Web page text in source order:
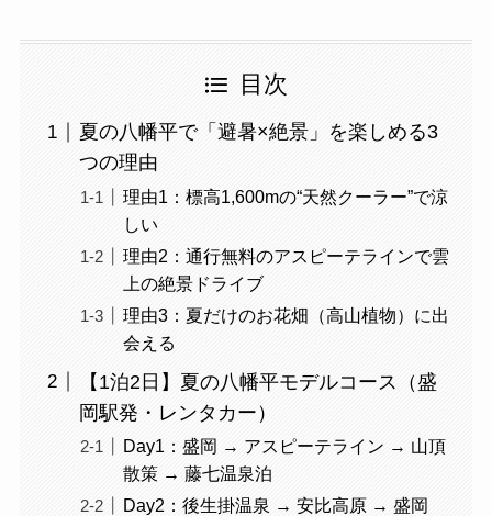
目次
夏の八幡平で「避暑×絶景」を楽しめる3
つの理由
理由1：標高1,600mの“天然クーラー”で涼
しい
理由2：通行無料のアスピーテラインで雲
上の絶景ドライブ
理由3：夏だけのお花畑（高山植物）に出
会える
【1泊2日】夏の八幡平モデルコース（盛
岡駅発・レンタカー）
Day1：盛岡 → アスピーテライン → 山頂
散策 → 藤七温泉泊
Day2：後生掛温泉 → 安比高原 → 盛岡